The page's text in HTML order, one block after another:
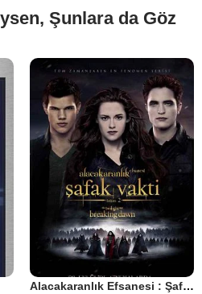
Şunlara da Göz
Alacakaranlık Efsanesi : Şafak Vakti Bölüm 2